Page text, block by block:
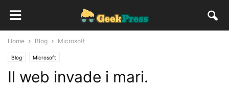
Home Blog Microsoft
Blog Microsoft
Il web invade i mari.